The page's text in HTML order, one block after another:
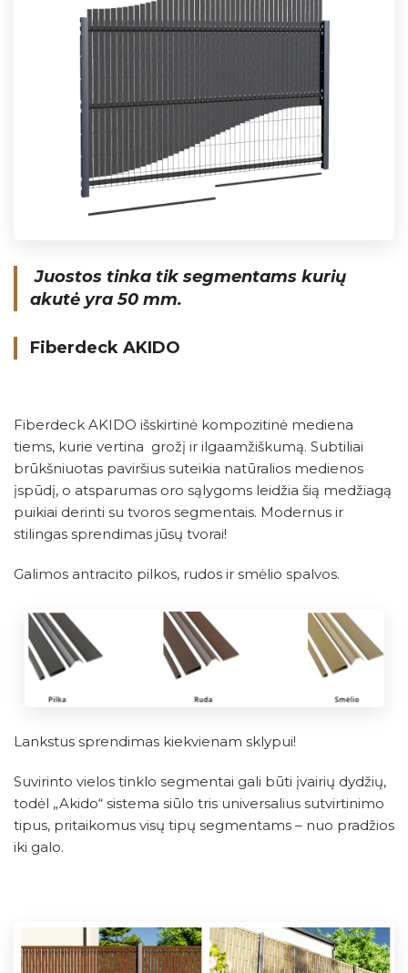
Juostos tinka tik segmentams kurių
akutė yra 50 mm.
Fiberdeck AKIDO
Fiberdeck AKIDO išskirtinė kompozitinė mediena
tiems, kurie vertina grožį ir ilgaamžiškumą. Subtiliai
brūkšniuotas paviršius suteikia natūralios medienos
įspūdį, o atsparumas oro sąlygoms leidžia šią medžiagą
puikiai derinti su tvoros segmentais. Modernus ir
stilingas sprendimas jūsų tvorai!
Galimos antracito pilkos, rudos ir smėlio spalvos.
Lankstus sprendimas kiekvienam sklypui!
Suvirinto vielos tinklo segmentai gali būti įvairių dydžių,
todėl „Akido“ sistema siūlo tris universalius sutvirtinimo
tipus, pritaikomus visų tipų segmentams – nuo pradžios
iki galo.